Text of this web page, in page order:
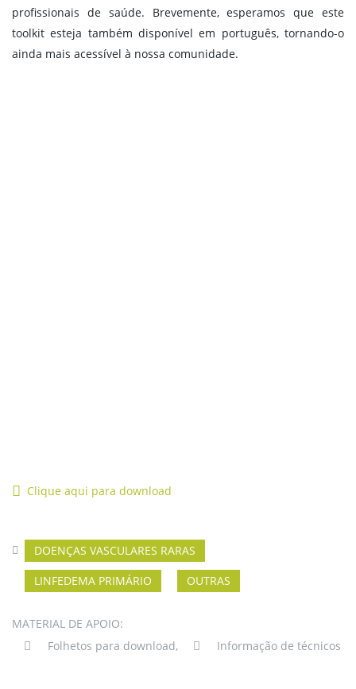
profissionais de saúde. Brevemente, esperamos que este
toolkit esteja também disponível em português, tornando-o
ainda mais acessível à nossa comunidade.
Clique aqui para download
DOENÇAS VASCULARES RARAS
LINFEDEMA PRIMÁRIO
OUTRAS
MATERIAL DE APOIO:
Folhetos para download, Informação de técnicos